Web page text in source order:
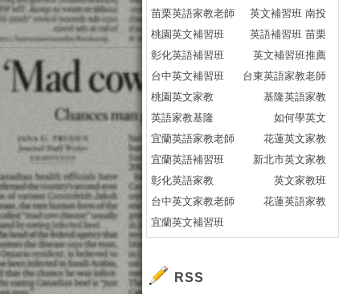
苗栗英語家教老師
英文補習班 南投
桃園英文補習班
英語補習班 苗栗
彰化英語補習班
英文補習班推薦
台中英文補習班
台東英語家教老師
桃園英文家教
基隆英語家教
英語家教基隆
如何學英文
宜蘭英語家教老師
花蓮英文家教
宜蘭英語補習班
新北市英文家教
彰化英語家教
英文家教班
台中英文家教老師
花蓮英語家教
宜蘭英文補習班
RSS